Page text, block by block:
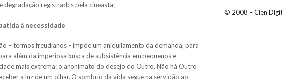
degradação registrados pela cineasta:
à necessidade
– termos freudianos – impõe um aniquilamento da demanda, para
além da imperiosa busca de subsistência em pequenos e
mais extrema: o anonimato do desejo do Outro. Não há Outro
a luz de um olhar. O sombrio da vida segue na servidão ao
© 2008 – Cien